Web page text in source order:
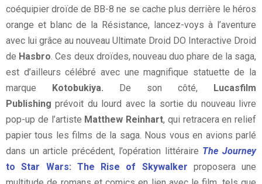
coéquipier droïde de BB-8 ne se cache plus derrière le héros
orange et blanc de la Résistance, lancez-voys à l’aventure
avec lui grâce au nouveau Ultimate Droid DO Interactive Droid
de Hasbro. Ces deux droïdes, nouveau duo phare de la saga,
est d’ailleurs célébré avec une magnifique statuette de la
marque
Kotobukiya. De son côté,
Lucasfilm
Publishingprévoit du lourd avec la sortie du nouveau livre
pop-up de l’artiste Matthew Reinhart, qui retracera en relief
papier tous les films de la saga. Nous vous en avions parlé
dans un article précédent, l’opération littéraire The Journey
to Star Wars: The Rise of Skywalker proposera une